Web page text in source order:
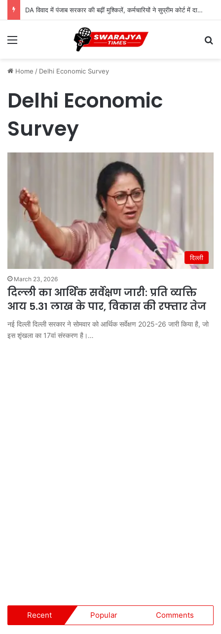
DA विवाद में पंजाब सरकार की बढ़ीं मुश्किलें, कर्मचारियों ने सुप्रीम कोर्ट में दायर की कैविएट
Menu
Home / Delhi Economic Survey
Delhi Economic
Survey
दिल्ली
March 23, 2026
दिल्ली का आर्थिक सर्वेक्षण जारी: प्रति व्यक्ति
आय 5.31 लाख के पार, विकास की रफ्तार तेज
नई दिल्ली दिल्ली सरकार ने सोमवार को आर्थिक सर्वेक्षण 2025-26 जारी किया है, जो
इस शृंखला का 17वां संस्करण है।…
Recent Popular Comments